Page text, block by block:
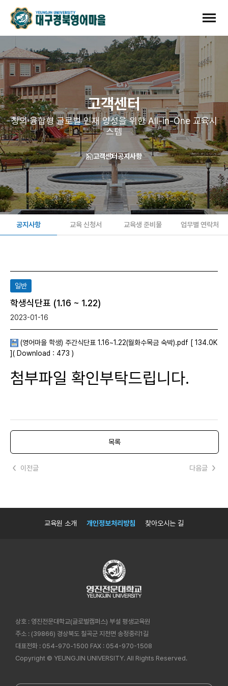
고객센터
창의·융합형 글로벌 인재 양성을 위한 All-in-One 교육시
스템
고객센터공지사항
공지사항 교육 신청서 교육생 준비물 업무별 연락처
일반
학생식단표 (1.16 ~ 1.22)
2023-01-16
(영어마을 학생) 주간식단표 1.16~1.22(월화수목금 숙박).pdf [ 134.0K
]( Download : 473 )
첨부파일 확인부탁드립니다.
목록
이전글 다음글
교육원 소개 개인정보처리방침 찾아오시는 길
상호 : 영진전문대학교(글로벌캠퍼스) 부설 평생교육원
주소 : (39866) 경상북도 칠곡군 지천면 송정중리1길
대표전화 : 054-970-1500 FAX : 054-970-1508
Copyright © YEUNGJIN UNIVERSITY. All Rights Reserved.